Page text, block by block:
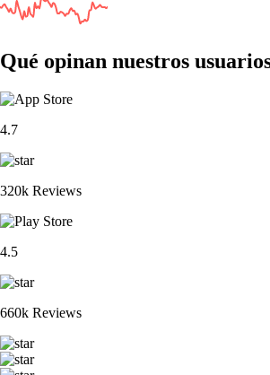
Qué opinan nuestros
4.7
320k Reviews
4.5
660k Reviews